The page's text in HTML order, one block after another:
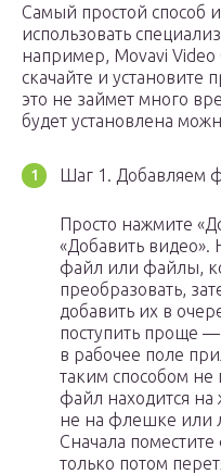
Самый простой способ
использовать
например, Movavi
скачайте и установите
это не займет много
будет установлена
Шаг 1. Добавляем
Просто нажмите
«Добавить видео».
файл или файлы,
преобразовать,
добавить их в
поступить проще
в рабочее поле
таким способом не
файл находится на
не на флешке или
Сначала
только потом